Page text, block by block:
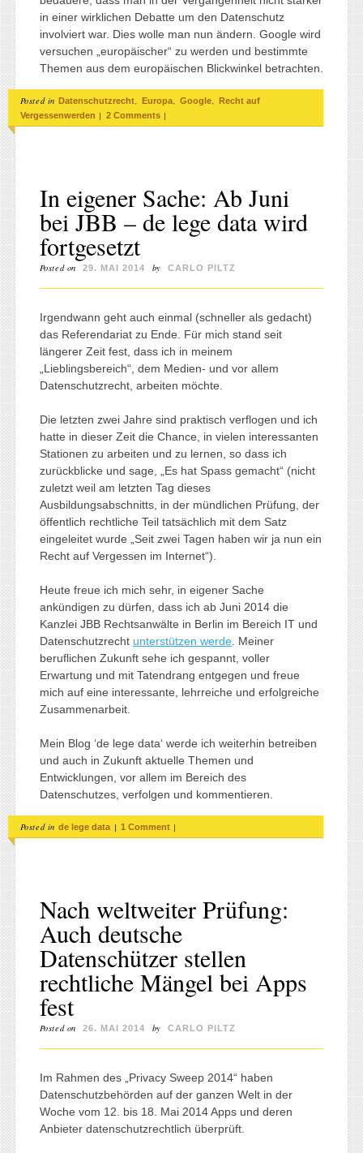
in einer wirklichen Debatte um den Datenschutz
involviert war. Dies wolle man nun ändern. Google wird
versuchen „europäischer“ zu werden und bestimmte
Themen aus dem europäischen Blickwinkel betrachten.
Posted in Datenschutzrecht, Europa, Google,
Recht auf
Vergessenwerden | 2 Comments |
In eigener Sache: Ab Juni
bei JBB – de lege data wird
fortgesetzt
Posted on 29. MAI 2014 by CARLO PILTZ
Irgendwann geht auch einmal (schneller als gedacht)
das Referendariat zu Ende. Für mich stand seit
längerer Zeit fest, dass ich in meinem
„Lieblingsbereich“, dem Medien- und vor allem
Datenschutzrecht, arbeiten möchte.
Die letzten zwei Jahre sind praktisch verflogen und ich
hatte in dieser Zeit die Chance, in vielen interessanten
Stationen zu arbeiten und zu lernen, so dass ich
zurückblicke und sage, „Es hat Spass gemacht“ (nicht
zuletzt weil am letzten Tag dieses
Ausbildungsabschnitts, in der mündlichen Prüfung, der
öffentlich rechtliche Teil tatsächlich mit dem Satz
eingeleitet wurde „Seit zwei Tagen haben wir ja nun ein
Recht auf Vergessen im Internet“).
Heute freue ich mich sehr, in eigener Sache
ankündigen zu dürfen, dass ich ab Juni 2014 die
Kanzlei JBB Rechtsanwälte in Berlin im Bereich IT und
Datenschutzrecht unterstützen werde. Meiner
beruflichen Zukunft sehe ich gespannt, voller
Erwartung und mit Tatendrang entgegen und freue
mich auf eine interessante, lehrreiche und erfolgreiche
Zusammenarbeit.
Mein Blog ‘de lege data‘ werde ich weiterhin betreiben
und auch in Zukunft aktuelle Themen und
Entwicklungen, vor allem im Bereich des
Datenschutzes, verfolgen und kommentieren.
Posted in de lege data | 1 Comment |
Nach weltweiter Prüfung:
Auch deutsche
Datenschützer stellen
rechtliche Mängel bei Apps
fest
Posted on 26. MAI 2014 by CARLO PILTZ
Im Rahmen des „Privacy Sweep 2014“ haben
Datenschutzbehörden auf der ganzen Welt in der
Woche vom 12. bis 18. Mai 2014 Apps und deren
Anbieter datenschutzrechtlich überprüft.